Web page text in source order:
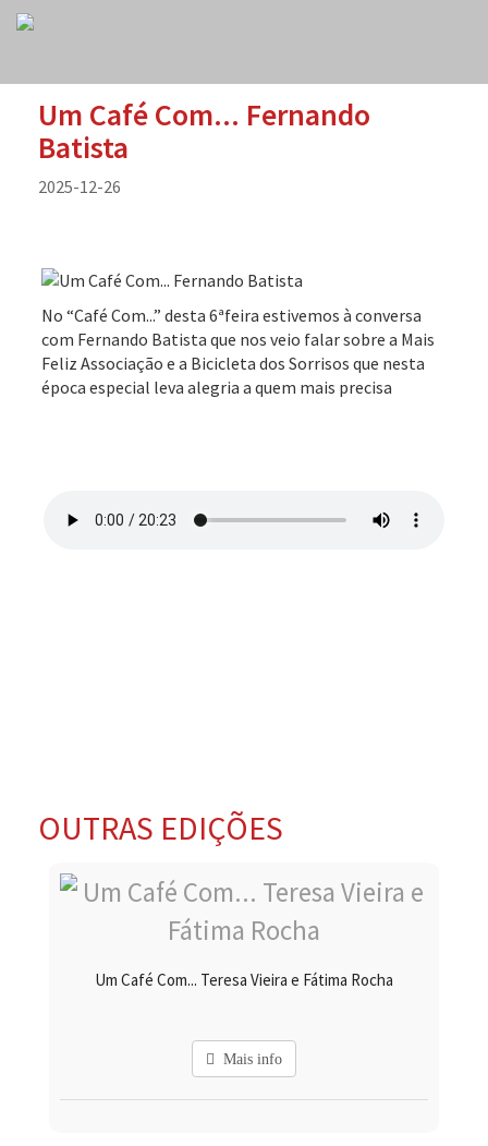
Um Café Com... Fernando
Batista
2025-12-26
No “Café Com...” desta 6ªfeira estivemos à conversa
com Fernando Batista que nos veio falar sobre a Mais
Feliz Associação e a Bicicleta dos Sorrisos que nesta
época especial leva alegria a quem mais precisa
OUTRAS EDIÇÕES
Um Café Com... Teresa Vieira e Fátima Rocha
Mais info